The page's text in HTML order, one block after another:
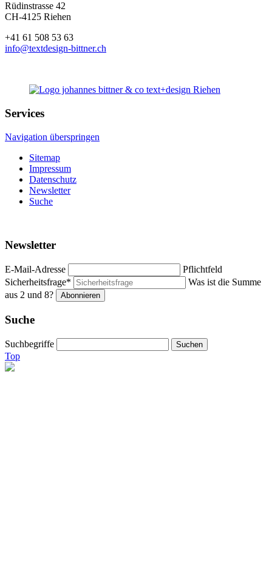
Rüdinstrasse 42
CH-4125 Riehen
+41 61 508 53 63
info@textdesign-bittner.ch
Services
Navigation überspringen
Sitemap
Impressum
Datenschutz
Newsletter
Suche
Newsletter
E-Mail-Adresse
Pflichtfeld
Sicherheitsfrage*
Was ist die Summe
aus 2 und 8?
Suche
Suchbegriffe
Top